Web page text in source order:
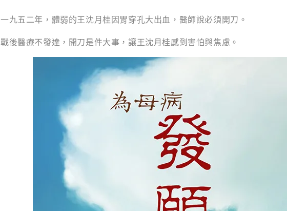
一九五二年，體弱的王沈月桂因胃穿孔大出血，醫師說必須開刀。
戰後醫療不發達，開刀是件大事，讓王沈月桂感到害怕與焦慮。